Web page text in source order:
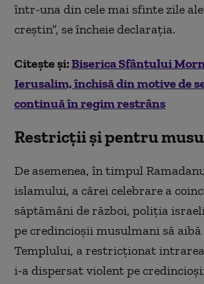
într-una din cele mai sfinte zile
creştin”, se încheie declaraţia.
Citește și:Biserica Sfântului
Ierusalim, închisă din motive de
continuă în regim restrâns
Restricții și pentru
De asemenea, în timpul
islamului, a cărei celebrare a
săptămâni de război, poliţia
pe credincioşii musulmani să aibă
Templului, a restricţionat
i-a dispersat violent pe